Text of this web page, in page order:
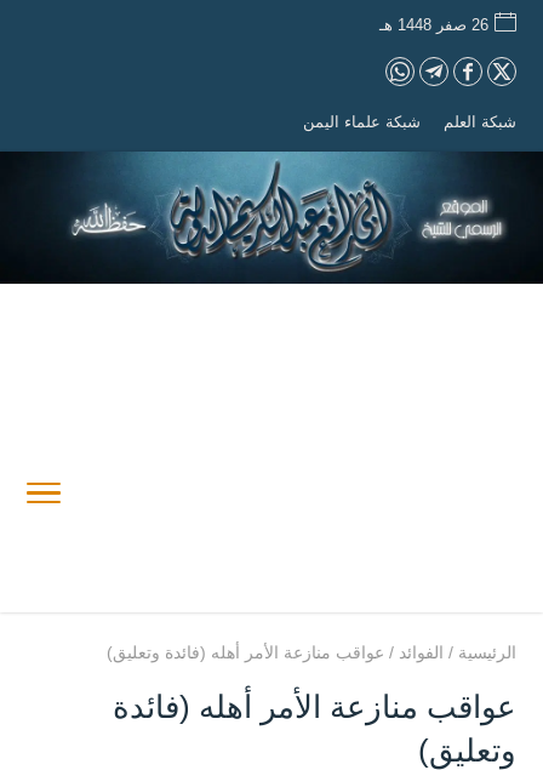
26 صفر 1448 هـ
شبكة العلم شبكة علماء اليمن
الرئيسية / الفوائد / عواقب منازعة الأمر أهله (فائدة وتعليق)
عواقب منازعة الأمر أهله (فائدة
وتعليق)